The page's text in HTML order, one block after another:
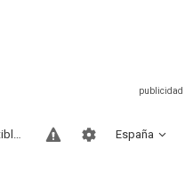
España
Sitios compatibles